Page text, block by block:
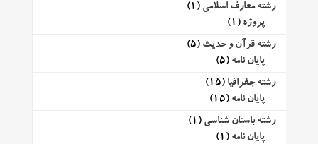
رشته معارف اسلامی (1)
پروژه (1)
رشته قرآن و حدیث (5)
پایان نامه (5)
رشته جغرافیا (15)
پایان نامه (15)
رشته باستان شناسی (1)
پایان نامه (1)